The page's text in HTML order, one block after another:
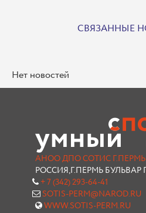
СВЯЗАННЫЕ
Нет новостей
АНОО ДПО СОТИС Г.ПЕРМЬ
РОССИЯ,Г.ПЕРМЬ БУЛЬВАР
+ 7 (342) 293-64-41
SOTIS-PERM@NAROD.RU
WWW.SOTIS-PERM.RU